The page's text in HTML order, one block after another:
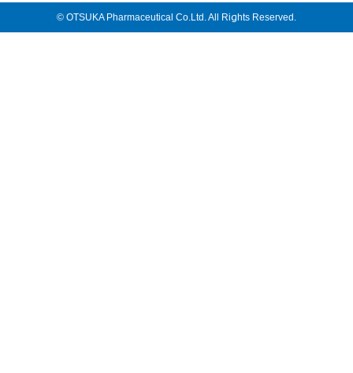
© OTSUKA Pharmaceutical Co.Ltd. All Rights Reserved.